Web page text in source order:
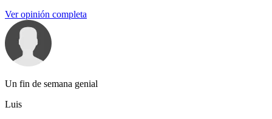
Ver opinión completa
Un fin de semana genial
Luis